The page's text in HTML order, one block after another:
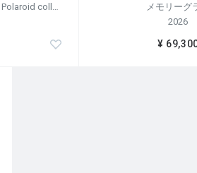
メモリーグ
2026
¥